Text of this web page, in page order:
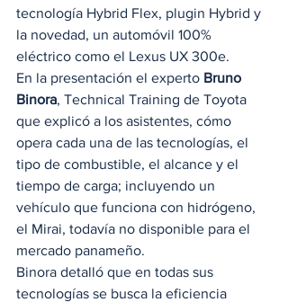
tecnología Hybrid Flex, plugin Hybrid y
la novedad, un automóvil 100%
eléctrico como el Lexus UX 300e.
En la presentación el experto Bruno
Binora, Technical Training de Toyota
que explicó a los asistentes, cómo
opera cada una de las tecnologías, el
tipo de combustible, el alcance y el
tiempo de carga; incluyendo un
vehículo que funciona con hidrógeno,
el Mirai, todavía no disponible para el
mercado panameño.
Binora detalló que en todas sus
tecnologías se busca la eficiencia